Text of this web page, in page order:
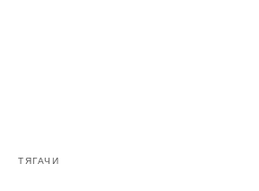
ТЯГАЧИ